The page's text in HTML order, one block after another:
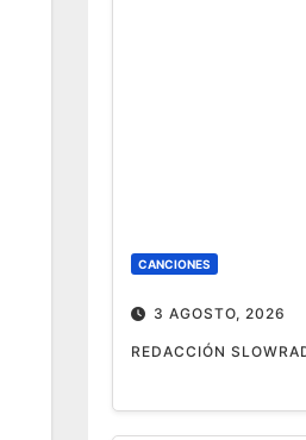
CANCIONES
3 AGOSTO, 2026
REDACCIÓN